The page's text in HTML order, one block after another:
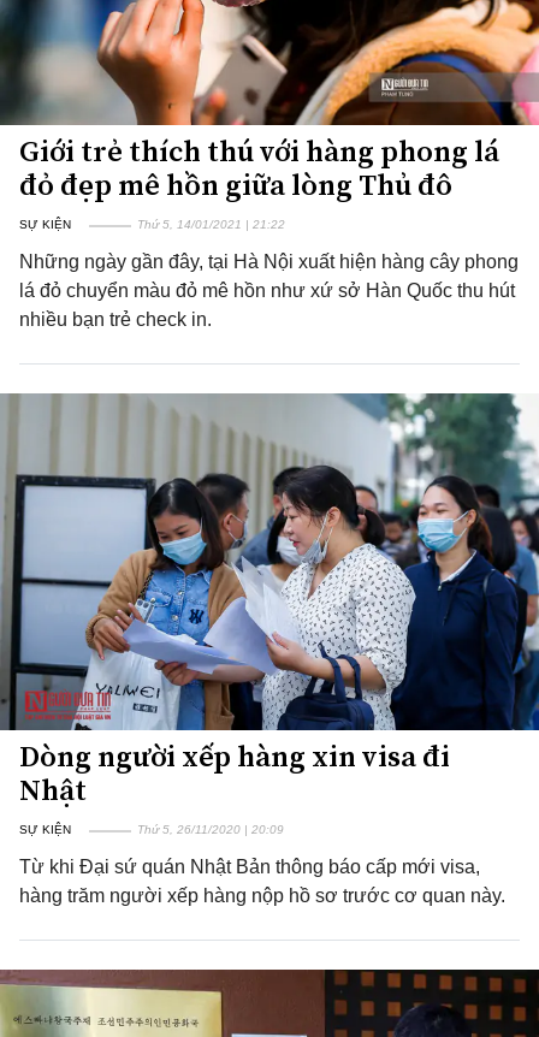
Giới trẻ thích thú với hàng phong lá
đỏ đẹp mê hồn giữa lòng Thủ đô
SỰ KIỆN Thứ 5, 14/01/2021 | 21:22
Những ngày gần đây, tại Hà Nội xuất hiện hàng cây phong
lá đỏ chuyển màu đỏ mê hồn như xứ sở Hàn Quốc thu hút
nhiều bạn trẻ check in.
Dòng người xếp hàng xin visa đi
Nhật
SỰ KIỆN Thứ 5, 26/11/2020 | 20:09
Từ khi Đại sứ quán Nhật Bản thông báo cấp mới visa,
hàng trăm người xếp hàng nộp hồ sơ trước cơ quan này.